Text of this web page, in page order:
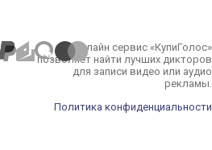
Онлайн сервис «КупиГолос»
позволяет найти лучших дикторов
для записи видео или аудио
рекламы.
Политика конфиденциальности